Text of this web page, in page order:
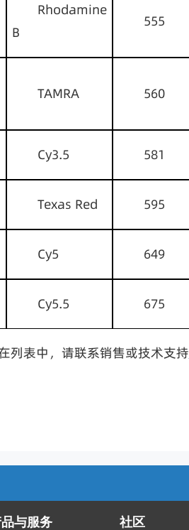
Rhodamine
B
555
TAMRA 560
Cy3.5 581
Texas Red 595
Cy5 649
Cy5.5 675
列表中，请联系销售或技术支持
与服务 社区